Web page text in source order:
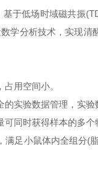
于低场时域磁共振
学分析技术，实现清
用空间小。
实验数据管理，实验
同时获得样本的多个
足小鼠体内全组分(